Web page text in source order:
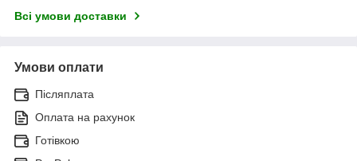
Всі умови доставки
Умови оплати
Післяплата
Оплата на рахунок
Готівкою